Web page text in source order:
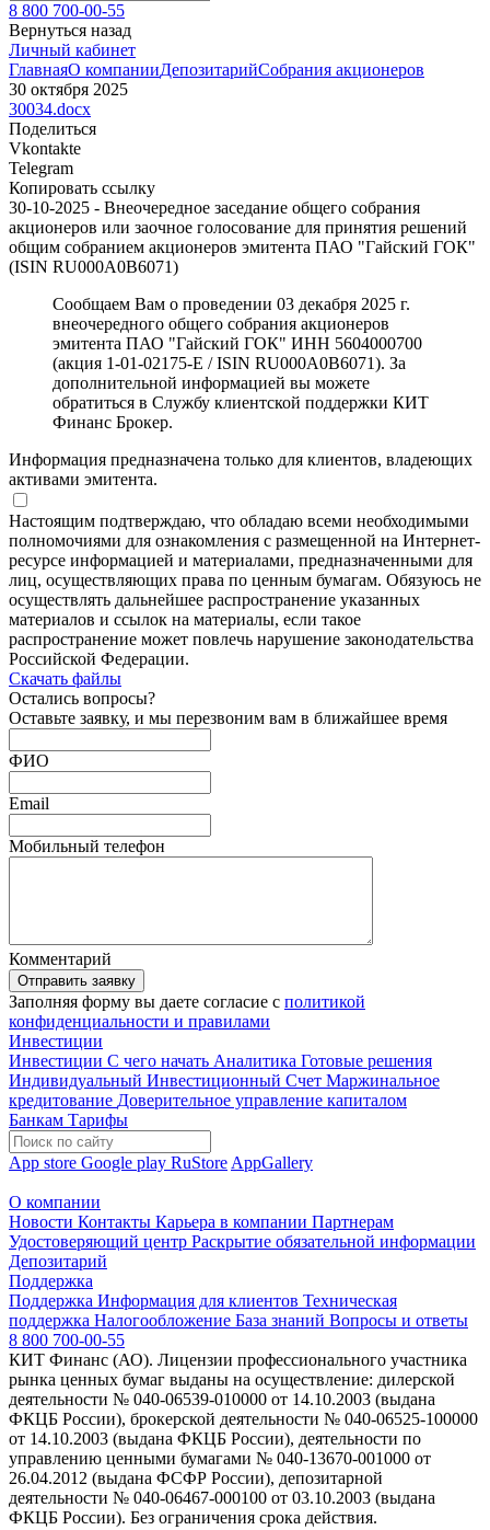
8 800 700-00-55
Вернуться назад
Личный кабинет
ГлавнаяО компанииДепозитарийСобрания акционеров
30 октября 2025
30034.docx
Поделиться
Vkontakte
Telegram
Копировать ссылку
30-10-2025 - Внеочередное заседание общего собрания
акционеров или заочное голосование для принятия решений
общим собранием акционеров эмитента ПАО "Гайский ГОК"
(ISIN RU000A0B6071)
Сообщаем Вам о проведении 03 декабря 2025 г.
внеочередного общего собрания акционеров
эмитента ПАО "Гайский ГОК" ИНН 5604000700
(акция 1-01-02175-E / ISIN RU000A0B6071). За
дополнительной информацией вы можете
обратиться в Службу клиентской поддержки КИТ
Финанс Брокер.
Информация предназначена только для клиентов, владеющих
активами эмитента.
Настоящим подтверждаю, что обладаю всеми необходимыми
полномочиями для ознакомления с размещенной на Интернет-
ресурсе информацией и материалами, предназначенными для
лиц, осуществляющих права по ценным бумагам. Обязуюсь не
осуществлять дальнейшее распространение указанных
материалов и ссылок на материалы, если такое
распространение может повлечь нарушение законодательства
Российской Федерации.
Скачать файлы
Остались вопросы?
Оставьте заявку, и мы перезвоним вам в ближайшее время
ФИО
Email
Мобильный телефон
Комментарий
Отправить заявку
Заполняя форму вы даете согласие с политикой
конфиденциальности и правилами
Инвестиции
Инвестиции С чего начать Аналитика Готовые решения
Индивидуальный Инвестиционный Счет Маржинальное
кредитование Доверительное управление капиталом
Банкам Тарифы
App store Google play RuStore AppGallery
О компании
Новости Контакты Карьера в компании Партнерам
Удостоверяющий центр Раскрытие обязательной информации
Депозитарий
Поддержка
Поддержка Информация для клиентов Техническая
поддержка Налогообложение База знаний Вопросы и ответы
8 800 700-00-55
КИТ Финанс (АО). Лицензии профессионального участника
рынка ценных бумаг выданы на осуществление: дилерской
деятельности № 040-06539-010000 от 14.10.2003 (выдана
ФКЦБ России), брокерской деятельности № 040-06525-100000
от 14.10.2003 (выдана ФКЦБ России), деятельности по
управлению ценными бумагами № 040-13670-001000 от
26.04.2012 (выдана ФСФР России), депозитарной
деятельности № 040-06467-000100 от 03.10.2003 (выдана
ФКЦБ России). Без ограничения срока действия.